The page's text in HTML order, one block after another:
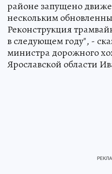
районе запущено
нескольким
Реконструкция
в следующем году", -
министра дорожного
Ярославской области